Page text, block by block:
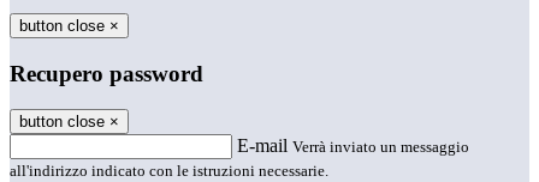
button close ×
Recupero password
button close ×
E-mail Verrà inviato un messaggio
all'indirizzo indicato con le istruzioni necessarie.